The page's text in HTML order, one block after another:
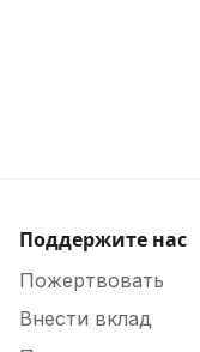
Поддержите нас
Пожертвовать
Внести вклад